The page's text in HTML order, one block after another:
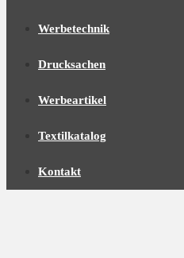
Werbetechnik
Drucksachen
Werbeartikel
Textilkatalog
Kontakt